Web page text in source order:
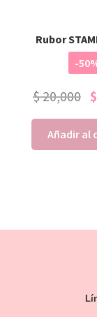
Rubor
-
$20,000 $
Añadir al